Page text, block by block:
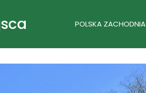
POLSKA ZACHODNIA